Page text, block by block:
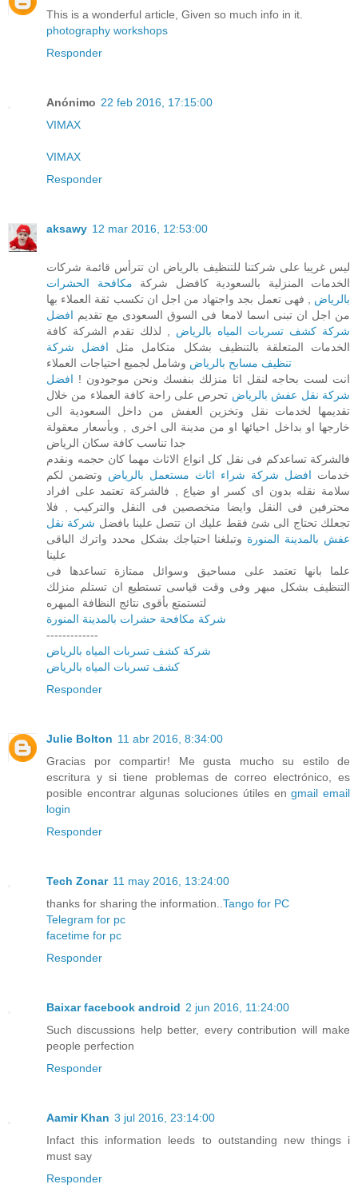
This is a wonderful article, Given so much info in it.
photography workshops
Responder
Anónimo 22 feb 2016, 17:15:00
VIMAX
VIMAX
Responder
aksawy 12 mar 2016, 12:53:00
ليس غريبا على شركتنا للتنظيف بالرياض ان تترأس قائمة شركات
الخدمات المنزلية بالسعودية كافضل شركة مكافحة الحشرات
بالرياض , فهى تعمل بجد واجتهاد من اجل ان تكسب ثقة العملاء بها
من اجل ان تبنى اسما لامعا فى السوق السعودى مع تقديم افضل
شركة كشف تسربات المياه بالرياض , لذلك تقدم الشركة كافة
الخدمات المتعلقة بالتنظيف بشكل متكامل مثل افضل شركة
تنظيف مسابح بالرياض وشامل لجميع احتياجات العملاء
انت لست بحاجه لنقل اثا منزلك بنفسك ونحن موجودون ! افضل
شركة نقل عفش بالرياض تحرص على راحة كافة العملاء من خلال
تقديمها لخدمات نقل وتخزين العفش من داخل السعودية الى
خارجها او بداخل احيائها او من مدينة الى اخرى , وبأسعار معقولة
جدا تناسب كافة سكان الرياض
فالشركة تساعدكم فى نقل كل انواع الاثاث مهما كان حجمه ونقدم
خدمات افضل شركة شراء اثاث مستعمل بالرياض وتضمن لكم
سلامة نقله بدون اى كسر او ضياع , فالشركة تعتمد على افراد
محترفين فى النقل وايضا متخصصين فى النقل والتركيب , فلا
تجعلك تحتاج الى شئ فقط عليك ان تتصل علينا بافضل شركة نقل
عفش بالمدينة المنورة وتبلغنا احتياجك بشكل محدد واترك الباقى
علينا
علما بانها تعتمد على مساحيق وسوائل ممتازة تساعدها فى
التنظيف بشكل مبهر وفى وقت قياسى تستطيع ان تستلم منزلك
لتستمتع بأقوى نتائج النظافة المبهره
شركة مكافحة حشرات بالمدينة المنورة
-------------
شركة كشف تسربات المياه بالرياض
كشف تسربات المياه بالرياض
Responder
Julie Bolton 11 abr 2016, 8:34:00
Gracias por compartir! Me gusta mucho su estilo de
escritura y si tiene problemas de correo electrónico, es
posible encontrar algunas soluciones útiles engmail email
login
Responder
Tech Zonar 11 may 2016, 13:24:00
thanks for sharing the information.. Tango for PC
Telegram for pc
facetime for pc
Responder
Baixar facebook android 2 jun 2016, 11:24:00
Such discussions help better, every contribution will make
people perfection
Responder
Aamir Khan 3 jul 2016, 23:14:00
Infact this information leeds to outstanding new things i
must say
Responder